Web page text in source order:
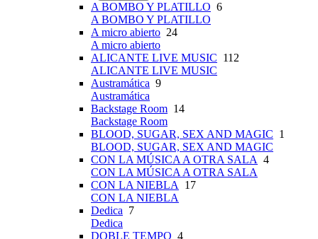
A BOMBO Y PLATILLO 6
A BOMBO Y PLATILLO
A micro abierto 24
A micro abierto
ALICANTE LIVE MUSIC 112
ALICANTE LIVE MUSIC
Austramática 9
Austramática
Backstage Room 14
Backstage Room
BLOOD, SUGAR, SEX AND MAGIC 1
BLOOD, SUGAR, SEX AND MAGIC
CON LA MÚSICA A OTRA SALA 4
CON LA MÚSICA A OTRA SALA
CON LA NIEBLA
17
CON LA NIEBLA
Dedica 7
Dedica
DOBLE TEMPO 4